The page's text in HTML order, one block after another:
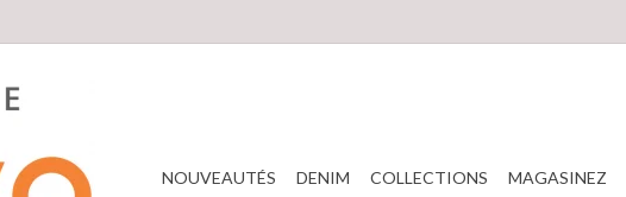
NOUVEAUTÉS DENIM COLLECTIONS MAGASINEZ